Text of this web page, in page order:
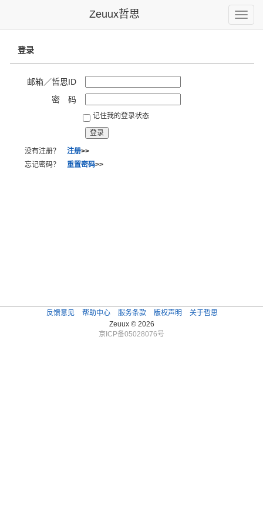
Toggle
Zeuux哲思
登录
邮箱／哲思ID
密 码
记住我的登录状态
没有注册？ 注册>>
忘记密码？ 重置密码>>
反馈意见 帮助中心 服务条款 版权声明
关于哲思
Zeuux © 2026
京ICP备05028076号